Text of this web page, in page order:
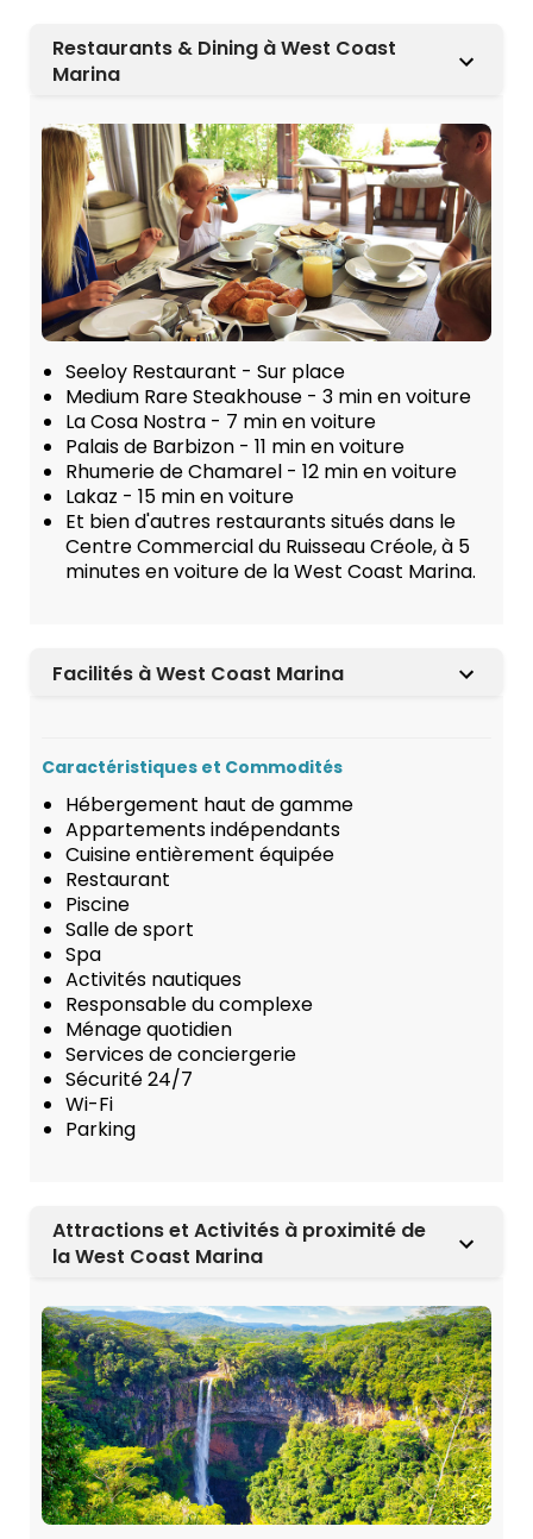
Restaurants & Dining à West Coast
Marina
Seeloy Restaurant - Sur place
Medium Rare Steakhouse - 3 min en voiture
La Cosa Nostra - 7 min en voiture
Palais de Barbizon - 11 min en voiture
Rhumerie de Chamarel - 12 min en voiture
Lakaz - 15 min en voiture
Et bien d'autres restaurants situés dans le
Centre Commercial du Ruisseau Créole, à 5
minutes en voiture de la West Coast Marina.
Facilités à West Coast Marina
Caractéristiques et Commodités
Hébergement haut de gamme
Appartements indépendants
Cuisine entièrement équipée
Restaurant
Piscine
Salle de sport
Spa
Activités nautiques
Responsable du complexe
Ménage quotidien
Services de conciergerie
Sécurité 24/7
Wi-Fi
Parking
Attractions et Activités à proximité de
la West Coast Marina